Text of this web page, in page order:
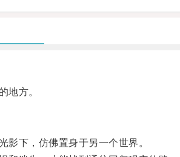
地方。
下，仿佛置身于另一个世界。